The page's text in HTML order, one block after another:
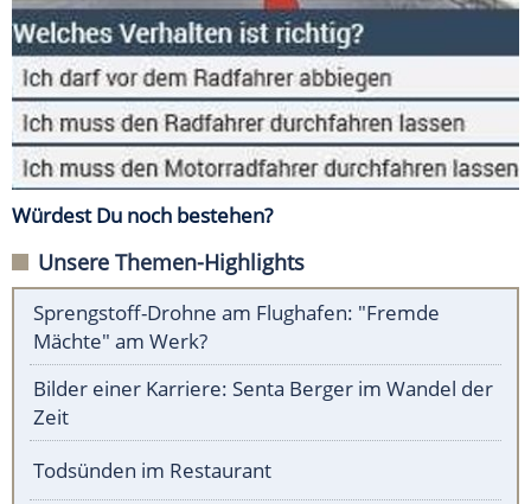
Würdest Du noch bestehen?
Unsere Themen-Highlights
Sprengstoff-Drohne am Flughafen: "Fremde
Mächte" am Werk?
Bilder einer Karriere: Senta Berger im Wandel der
Zeit
Todsünden im Restaurant